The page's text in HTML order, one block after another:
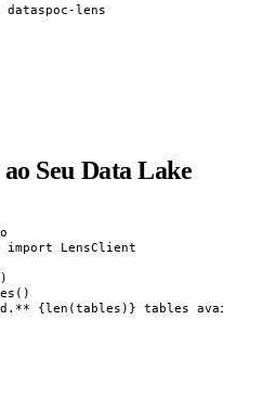
dataspoc-lens
Seu Data Lake
import LensClient
()
{len (tables ) } tables